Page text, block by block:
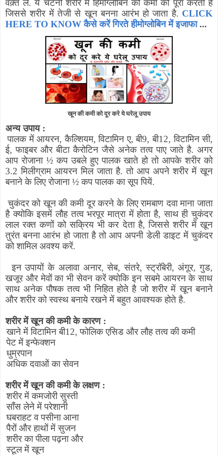
वक़्त लें. ये चटनी शरीर में हिमोग्लोबिन की कमी को पूरा करती है
जिससे शरीर में तेजी से खून बनना आरंभ हो जाता है. CLICK
HERE TO KNOW कैसे करें गिरते हीमोग्लोबिन में इजाफा...
खून की कमी को दूर करे ये घरेलू उपाय
अन्य उपाय :
पालक में आयरन,कैल्शियम,विटामिन ए,बी9,बी12,विटामिन सी,
ई,फाइबर और बीटा कैरोटिन जैसे अनेक तत्व पाए जाते है. अगर
आप रोजाना ½ कप उबले हुए पालक खाते हो तो आपके शरीर को
3.2 मिलीग्राम आयरन मिल जाता है. तो आप अपने शरीर में खून
बनाने के लिए रोजाना ½ कप पालक का सूप पियें.
चुकंदर को खून की कमी दूर करने के लिए रामबाण दवा माना जाता
है क्योकि इसमें लौह तत्व भरपूर मात्रा में होता है,साथ ही चुकंदर
लाल रक्त कणों को सक्रिय भी कर देता है,जिससे शरीर में खून
तुरंत बनना आरंभ हो जाता है तो आप अपनी डेली डाइट में चुकंदर
को शामिल अवश्य करें.
इन उपायों के अलावा अनार,सेब,संतरे,स्ट्रॉबेरी,अंगूर,गुड,
खजूर और मेवों का भी सेवन करें क्योकि इन सबमे आयरन के साथ
साथ अनेक पौषक तत्व भी निहित होते है जो शरीर में खून बनाने
और शरीर को स्वस्थ बनाये रखने में बहुत आवश्यक होते है.
शरीर में खून की कमी के कारण :
खाने में विटामिन बी12,फोलिक एसिड और लौह तत्व की कमी
पेट में इन्फेक्शन
धुम्रपान
अधिक दवाओं का सेवन
शरीर में खून की कमी के लक्षण :
शरीर में कमजोरी सुस्ती
साँस लेने में परेशानी
घबराहट व पसीना आना
पैरों और हाथों में सुजन
शरीर का पीला पढ़ना और
स्टूल में खून